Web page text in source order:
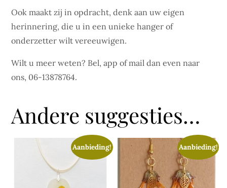
Ook maakt zij in opdracht, denk aan uw eigen
herinnering, die u in een unieke hanger of
onderzetter wilt vereeuwigen.
Wilt u meer weten? Bel, app of mail dan even naar
ons, 06-13878764.
Andere suggesties…
Aanbieding! Aanbieding!